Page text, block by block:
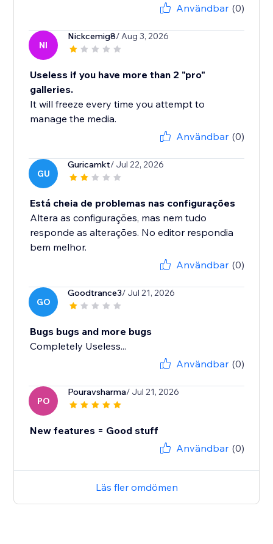
Användbar (0)
NI
Nickcemig8/ Aug 3, 2026
Useless if you have more than 2 "pro"
galleries.
It will freeze every time you attempt to
manage the media.
Användbar (0)
GU
Guricamkt/ Jul 22, 2026
Está cheia de problemas nas configurações
Altera as configurações, mas nem tudo
responde as alterações. No editor respondia
bem melhor.
Användbar (0)
GO
Goodtrance3/ Jul 21, 2026
Bugs bugs and more bugs
Completely Useless...
Användbar (0)
PO
Pouravsharma/ Jul 21, 2026
New features = Good stuff
Användbar (0)
Läs fler omdömen